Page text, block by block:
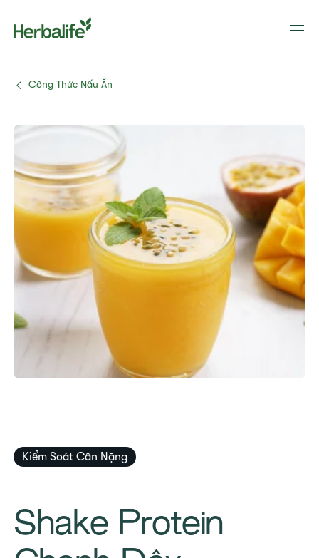
Công Thức Nấu Ăn
Kiểm Soát Cân Nặng
Shake Protein